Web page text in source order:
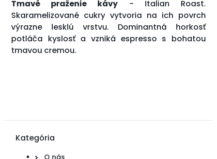
Tmavé praženie kávy - Italian Roast.
Skaramelizované cukry vytvoria na ich povrch
výrazne lesklú vrstvu. Dominantná horkosť
potláča kyslosť a vzniká espresso s bohatou
tmavou cremou.
Kategória
O nás